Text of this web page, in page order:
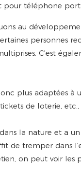
pour téléphone
au
personnes
C'est
plus adaptées à
de loterie,
la nature et a
de tremper dans
on peut voir les